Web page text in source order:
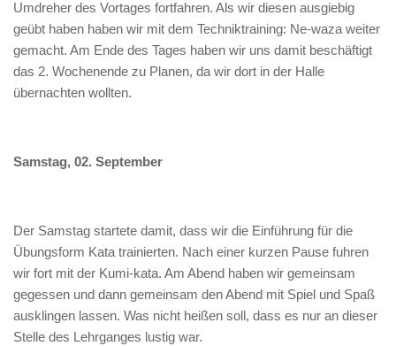
Umdreher des Vortages fortfahren. Als wir diesen ausgiebig
geübt haben haben wir mit dem Techniktraining: Ne-waza weiter
gemacht. Am Ende des Tages haben wir uns damit beschäftigt
das 2. Wochenende zu Planen, da wir dort in der Halle
übernachten wollten.
Samstag, 02. September
Der Samstag startete damit, dass wir die Einführung für die
Übungsform Kata trainierten. Nach einer kurzen Pause fuhren
wir fort mit der Kumi-kata. Am Abend haben wir gemeinsam
gegessen und dann gemeinsam den Abend mit Spiel und Spaß
ausklingen lassen. Was nicht heißen soll, dass es nur an dieser
Stelle des Lehrganges lustig war.